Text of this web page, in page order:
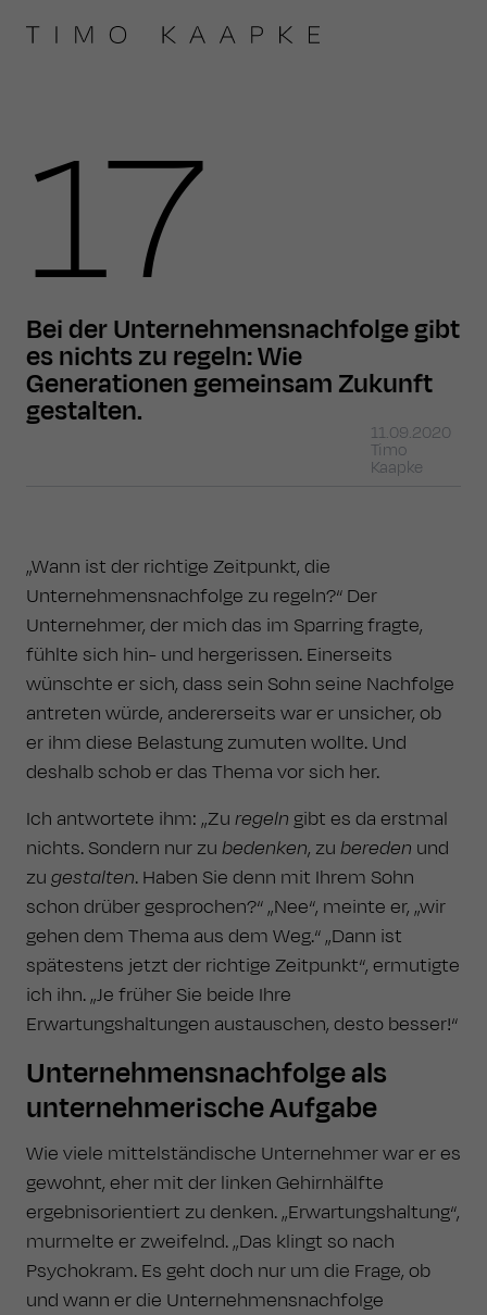
17
Bei der Unternehmensnachfolge gibt
es nichts zu regeln: Wie
Generationen gemeinsam Zukunft
gestalten.
11.09.2020
Timo
Kaapke
„Wann ist der richtige Zeitpunkt, die
Unternehmensnachfolge zu regeln?“ Der
Unternehmer, der mich das im Sparring fragte,
fühlte sich hin- und hergerissen. Einerseits
wünschte er sich, dass sein Sohn seine Nachfolge
antreten würde, andererseits war er unsicher, ob
er ihm diese Belastung zumuten wollte. Und
deshalb schob er das Thema vor sich her.
Ich antwortete ihm: „Zu regeln gibt es da erstmal
nichts. Sondern nur zu bedenken, zu bereden und
zu gestalten. Haben Sie denn mit Ihrem Sohn
schon drüber gesprochen?“ „Nee“, meinte er, „wir
gehen dem Thema aus dem Weg.“ „Dann ist
spätestens jetzt der richtige Zeitpunkt“, ermutigte
ich ihn. „Je früher Sie beide Ihre
Erwartungshaltungen austauschen, desto besser!“
Unternehmensnachfolge als
unternehmerische Aufgabe
Wie viele mittelständische Unternehmer war er es
gewohnt, eher mit der linken Gehirnhälfte
ergebnisorientiert zu denken. „Erwartungshaltung“,
murmelte er zweifelnd. „Das klingt so nach
Psychokram. Es geht doch nur um die Frage, ob
und wann er die Unternehmensnachfolge